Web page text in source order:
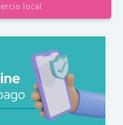
local